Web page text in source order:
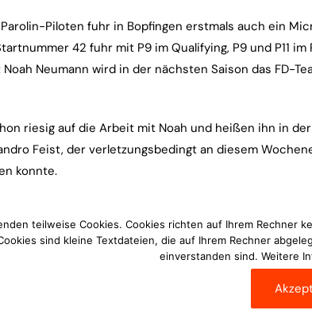
Piloten fuhr in Bopfingen erstmals auch ein
42 fuhr mit P9 im Qualifying, P9 und P11
Neumann wird in der nächsten Saison das FD-
riesig auf die Arbeit mit Noah und heißen ihn in
Feist, der verletzungsbedingt an diesem
konnte.
teilweise Cookies. Cookies richten auf Ihrem Rechner
sind kleine Textdateien, die auf Ihrem Rechner
einverstanden sind. Weitere